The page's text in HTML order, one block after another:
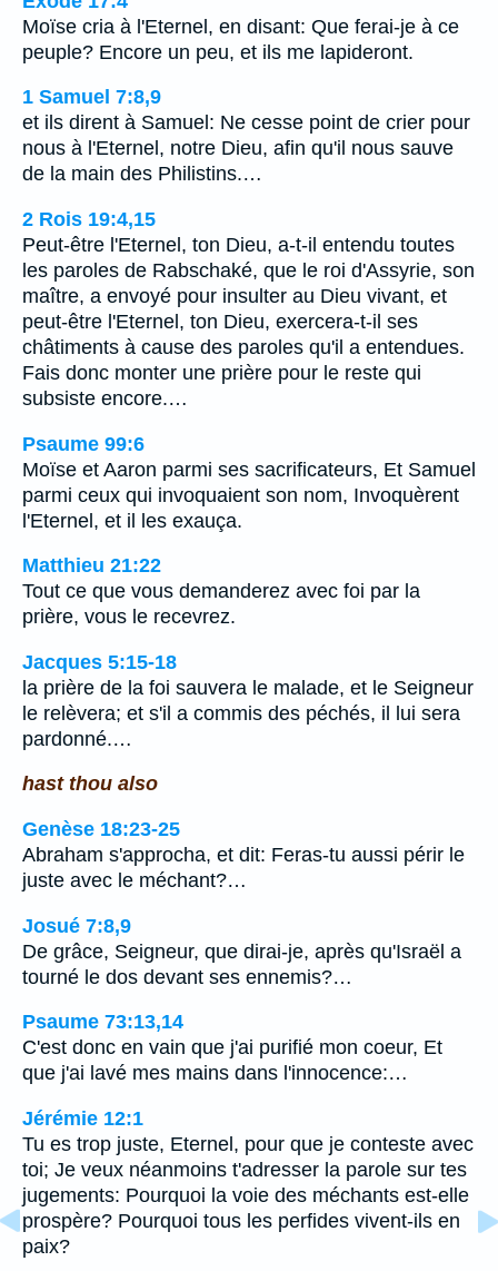
Moïse cria à l'Eternel, en disant: Que ferai-je à ce
peuple? Encore un peu, et ils me lapideront.
1 Samuel 7:8,9
et ils dirent à Samuel: Ne cesse point de crier pour
nous à l'Eternel, notre Dieu, afin qu'il nous sauve
de la main des Philistins.…
2 Rois 19:4,15
Peut-être l'Eternel, ton Dieu, a-t-il entendu toutes
les paroles de Rabschaké, que le roi d'Assyrie, son
maître, a envoyé pour insulter au Dieu vivant, et
peut-être l'Eternel, ton Dieu, exercera-t-il ses
châtiments à cause des paroles qu'il a entendues.
Fais donc monter une prière pour le reste qui
subsiste encore.…
Psaume 99:6
Moïse et Aaron parmi ses sacrificateurs, Et Samuel
parmi ceux qui invoquaient son nom, Invoquèrent
l'Eternel, et il les exauça.
Matthieu 21:22
Tout ce que vous demanderez avec foi par la
prière, vous le recevrez.
Jacques 5:15-18
la prière de la foi sauvera le malade, et le Seigneur
le relèvera; et s'il a commis des péchés, il lui sera
pardonné.…
hast thou also
Genèse 18:23-25
Abraham s'approcha, et dit: Feras-tu aussi périr le
juste avec le méchant?…
Josué 7:8,9
De grâce, Seigneur, que dirai-je, après qu'Israël a
tourné le dos devant ses ennemis?…
Psaume 73:13,14
C'est donc en vain que j'ai purifié mon coeur, Et
que j'ai lavé mes mains dans l'innocence:…
Jérémie 12:1
Tu es trop juste, Eternel, pour que je conteste avec
toi; Je veux néanmoins t'adresser la parole sur tes
jugements: Pourquoi la voie des méchants est-elle
prospère? Pourquoi tous les perfides vivent-ils en
paix?